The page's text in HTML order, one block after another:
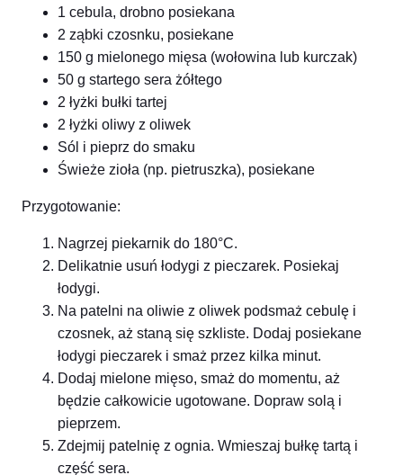
1 cebula, drobno posiekana
2 ząbki czosnku, posiekane
150 g mielonego mięsa (wołowina lub kurczak)
50 g startego sera żółtego
2 łyżki bułki tartej
2 łyżki oliwy z oliwek
Sól i pieprz do smaku
Świeże zioła (np. pietruszka), posiekane
Przygotowanie:
Nagrzej piekarnik do 180°C.
Delikatnie usuń łodygi z pieczarek. Posiekaj
łodygi.
Na patelni na oliwie z oliwek podsmaż cebulę i
czosnek, aż staną się szkliste. Dodaj posiekane
łodygi pieczarek i smaż przez kilka minut.
Dodaj mielone mięso, smaż do momentu, aż
będzie całkowicie ugotowane. Dopraw solą i
pieprzem.
Zdejmij patelnię z ognia. Wmieszaj bułkę tartą i
część sera.